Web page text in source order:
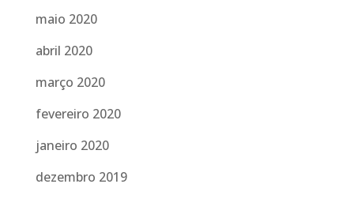
maio 2020
abril 2020
março 2020
fevereiro 2020
janeiro 2020
dezembro 2019